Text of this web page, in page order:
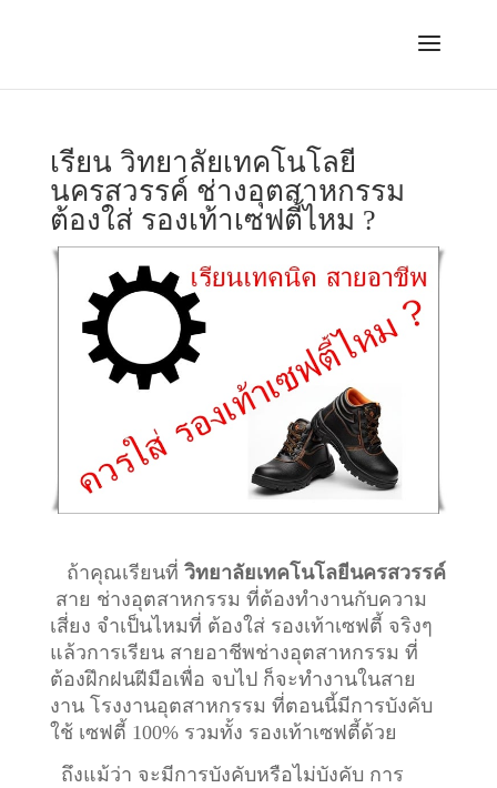
เรียน วิทยาลัยเทคโนโลยี
นครสวรรค์ ช่างอุตสาหกรรม
ต้องใส่ รองเท้าเซฟตี้ไหม ?
ถ้าคุณเรียนที่ วิทยาลัยเทคโนโลยีนครสวรรค์
สาย ช่างอุตสาหกรรม ที่ต้องทำงานกับความ
เสี่ยง จำเป็นไหมที่ ต้องใส่ รองเท้าเซฟตี้ จริงๆ
แล้วการเรียน สายอาชีพช่างอุตสาหกรรม ที่
ต้องฝึกฝนฝีมือเพื่อ จบไป ก็จะทำงานในสาย
งาน โรงงานอุตสาหกรรม ที่ตอนนี้มีการบังคับ
ใช้ เซฟตี้ 100% รวมทั้ง รองเท้าเซฟตี้ด้วย
ถึงแม้ว่า จะมีการบังคับหรือไม่บังคับ การ